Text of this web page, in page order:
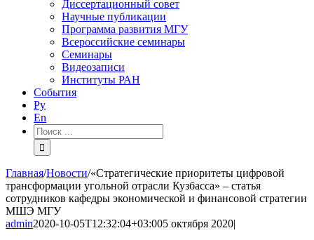
Диссертационный совет
Научные публикации
Программа развития МГУ
Всероссийские семинары
Семинары
Видеозаписи
Институты РАН
События
Ру
En
Результат
поиска:
Главная/Новости/«Стратегические приоритеты цифровой
трансформации угольной отрасли Кузбасса» – статья
сотрудников кафедры экономической и финансовой стратегии
МШЭ МГУ
admin2020-10-05T12:32:04+03:005 октября 2020|